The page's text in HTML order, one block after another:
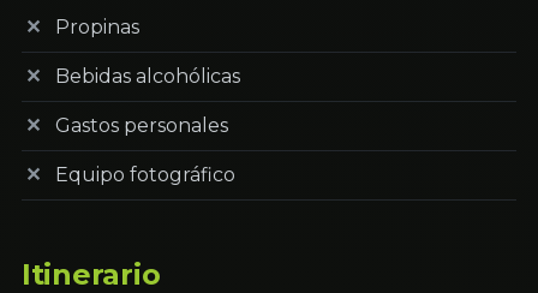
Propinas
Bebidas alcohólicas
Gastos personales
Equipo fotográfico
Itinerario